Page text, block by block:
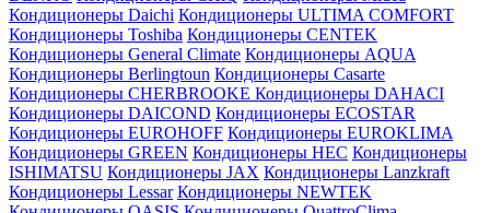
Кондиционеры Daichi Кондиционеры ULTIMA COMFORT
Кондиционеры Toshiba Кондиционеры CENTEK
Кондиционеры General Climate Кондиционеры AQUA
Кондиционеры Berlingtoun Кондиционеры Casarte
Кондиционеры CHERBROOKE Кондиционеры DAHACI
Кондиционеры DAICOND Кондиционеры ECOSTAR
Кондиционеры EUROHOFF Кондиционеры EUROKLIMA
Кондиционеры GREEN Кондиционеры HEC Кондиционеры
ISHIMATSU Кондиционеры JAX Кондиционеры Lanzkraft
Кондиционеры Lessar Кондиционеры NEWTEK